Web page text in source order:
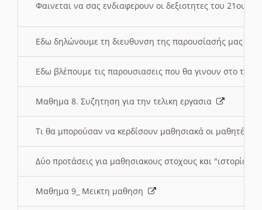
Φαινεται να σας ενδιαφερουν οι δεξιοτητες του 21ου
Εδω δηλώνουμε τη διευθυνση της παρουσίασής μας
Εδω βλέπουμε τις παρουσιασεις που θα γινουν στο
Μαθημα 8. Συζητηση για την τελικη εργασια
Τι θα μπορούσαν να κερδίσουν μαθησιακά οι μαθητές/
Δύο προτάσεις για μαθησιακους στοχους και "ιστορία"
Μαθημα 9_ Μεικτη μαθηση